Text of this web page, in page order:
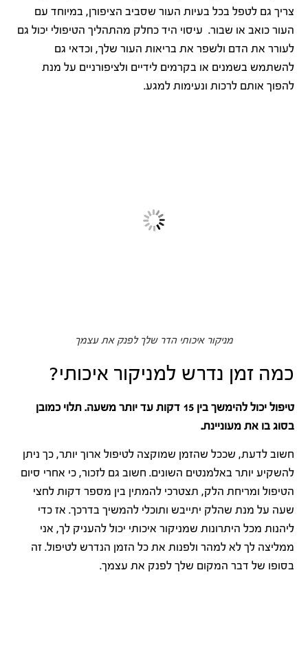
צריך גם לטפל בכל בעיות העור שסביב הציפורן, במיוחד עם
העור כואב או שבור. עיסוי היד כחלק מהתהליך הטיפולי יכול גם
לעורר את הדם ולשפר את בריאות העור שלך, וכדאי גם
להשתמש בשמנים או בקרמים לידיים ולציפורניים על מנת
להפוך אותם לרכות ונעימות למגע.
מניקור איכותי הדר שלך לפנק את עצמך
כמה זמן נדרש למניקור איכותי?
טיפול יכול להימשך בין 15 דקות עד יותר משעה. תלוי כמובן
בסוג בו את מעוניינת.
חשוב לדעת, שככל שהזמן שמוקצה לטיפול ארוך יותר, כך ניתן
להשקיע יותר באלמנטים השונים. חשוב גם לזכור, כי אחרי סיום
הטיפול ומריחת הלק, תצטרכי להמתין בין מספר דקות לחצי
שעה על מנת שהלק יתייבש ותוכלי להמשיך בדרכך. אז כדי
ליהנות מכל היתרונות שמניקור איכותי יכול להעניק לך, אני
ממליצה לך לא למהר ולפנות את כל הזמן הנדרש לטיפול. זה
בסופו של דבר המקום שלך לפנק את עצמך.